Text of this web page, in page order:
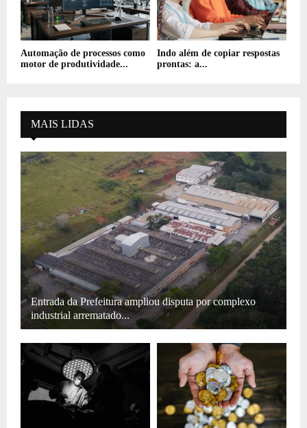
Automação de processos como
motor de produtividade...
Indo além de copiar respostas
prontas: a...
MAIS LIDAS
Entrada da Prefeitura ampliou disputa por complexo
industrial arrematado...